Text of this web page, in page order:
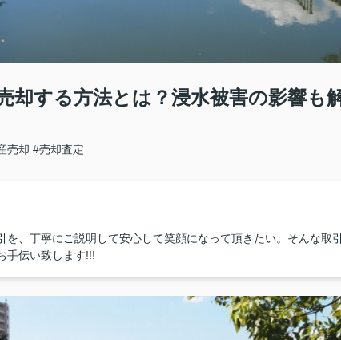
却する方法とは？浸水被害の影響も解
売却 #売却査定
を、丁寧にご説明して安心して笑顔になって頂きたい。そんな取
手伝い致します!!!